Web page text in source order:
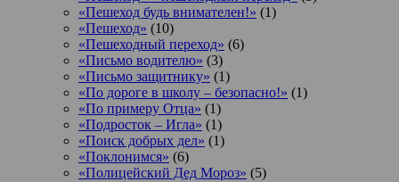
«Пешеход будь внимателен!» (1)
«Пешеход» (10)
«Пешеходный переход» (6)
«Письмо водителю» (3)
«Письмо защитнику» (1)
«По дороге в школу – безопасно!» (1)
«По примеру Отца» (1)
«Подросток ‒ Игла» (1)
«Поиск добрых дел» (1)
«Поклонимся» (6)
«Полицейский Дед Мороз» (5)